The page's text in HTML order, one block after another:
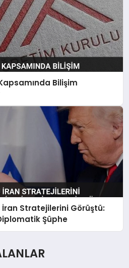
Bilişim
Stratejilerini Görüştü:
Şüphe